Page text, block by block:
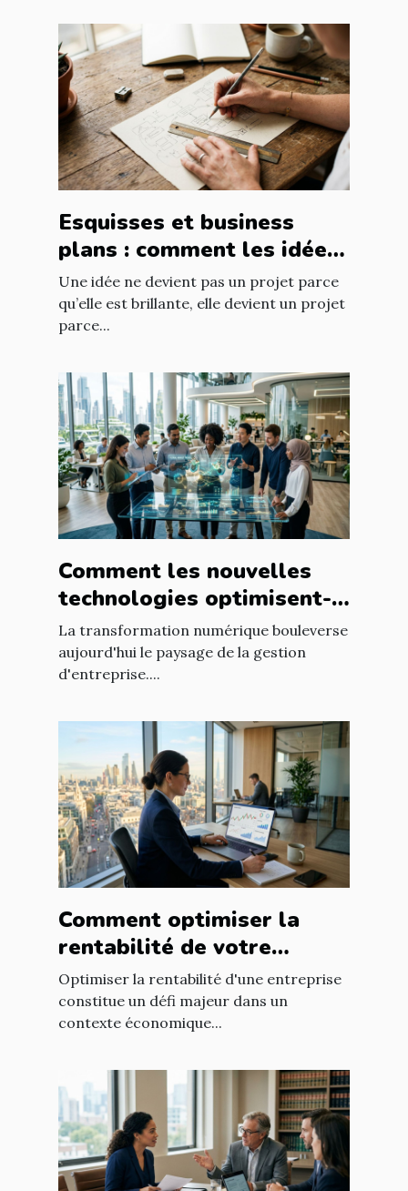
Esquisses et business
plans : comment les idées
prennent forme
Une idée ne devient pas un projet parce
qu’elle est brillante, elle devient un projet
parce...
Comment les nouvelles
technologies optimisent-
elles la gestion
d'entreprise ?
La transformation numérique bouleverse
aujourd'hui le paysage de la gestion
d'entreprise....
Comment optimiser la
rentabilité de votre
entreprise avec des
stratégies efficaces ?
Optimiser la rentabilité d'une entreprise
constitue un défi majeur dans un
contexte économique...